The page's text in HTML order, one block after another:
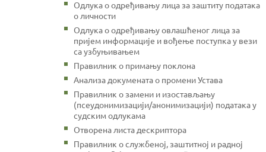
Одлука о одређивању лица за заштиту података
о личности
Одлука о одређивању овлашћеног лица за
пријем информације и вођење поступка у вези
са узбуњивањем
Правилник о примању поклона
Анализа докумената о промени Устава
Правилник о замени и изостављању
(псеудонимизацији/анонимизацији) података у
судским одлукама
Отворена листа дескриптора
Правилник о службеној, заштитној и радној